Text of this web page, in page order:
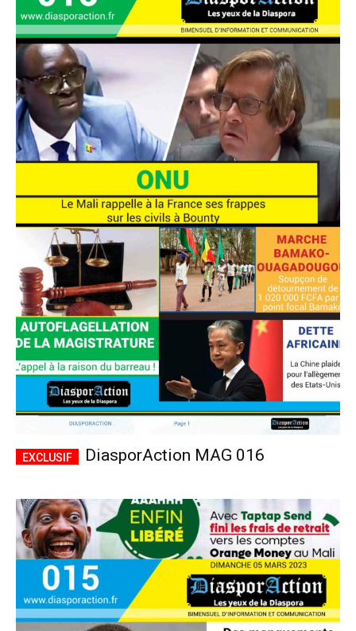
DiasporAction MAG 016